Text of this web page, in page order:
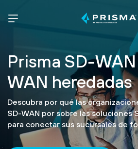
Prisma SD-WAN
WAN heredadas
Descubra por qué las
SD-WAN por sobre las soluciones
para conectar sus sucursales de